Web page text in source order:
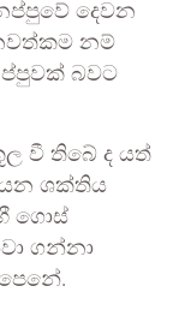
දෙවන
නම්
බවට
වී තිබේ ද යත්
ශක්තිය
ගොස්
ගන්නා